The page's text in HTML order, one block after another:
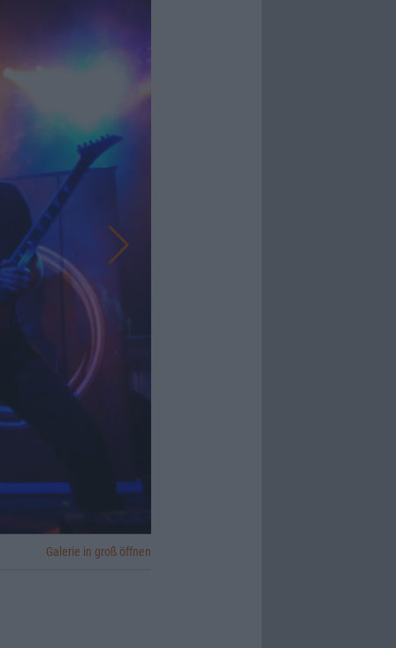
Galerie in groß öffnen